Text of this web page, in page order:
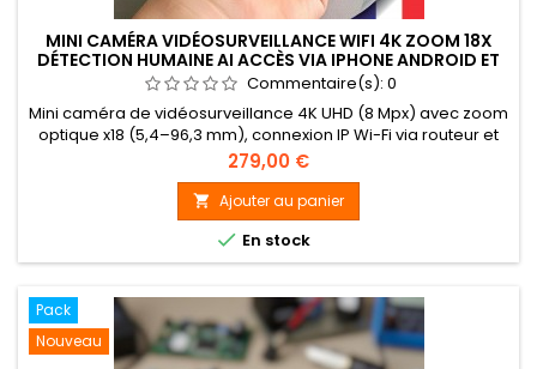
MINI CAMÉRA VIDÉOSURVEILLANCE WIFI 4K ZOOM 18X
DÉTECTION HUMAINE AI ACCÈS VIA IPHONE ANDROID ET
PC AVEC MICROSD 256 GO
Commentaire(s): 0
Mini caméra de vidéosurveillance 4K UHD (8 Mpx) avec zoom
optique x18 (5,4–96,3 mm), connexion IP Wi-Fi via routeur et
appairage P2P simplifié. Accès et contrôle à distance depuis
smartphone et tablette iOS / Android ainsi que logiciel PC,
avec écoute audio intégrée grâce au microphone.
Enregistrement vidéo 4K continu, programmé, en timelapse
ou déclenché...
Prix
279,00 €
 Ajouter au panier
 En stock
Pack
Nouveau